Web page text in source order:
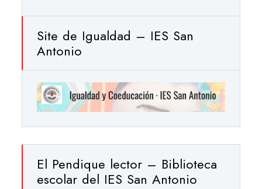
Site de Igualdad – IES San
Antonio
El Pendique lector – Biblioteca
escolar del IES San Antonio